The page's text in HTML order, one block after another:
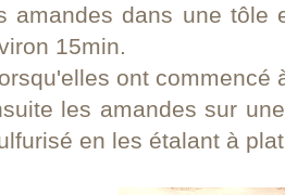
amandes dans une tôle
15min.
ont commencé
les amandes sur
en les étalant à